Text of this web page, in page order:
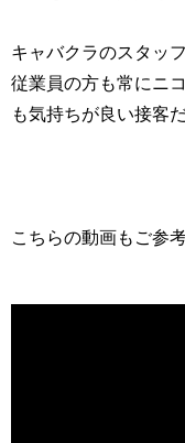
キャバクラのスタッ
従業員の方も常にニ
も気持ちが良い接客
こちらの動画もご参